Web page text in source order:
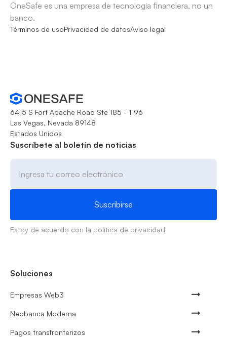
OneSafe es una empresa de tecnología financiera, no un
banco.
Términos de usoPrivacidad de datosAviso legal
6415 S Fort Apache Road Ste 185 - 1196
Las Vegas, Nevada 89148
Estados Unidos
Suscríbete al boletín de noticias
Estoy de acuerdo con la política de privacidad
Soluciones
Empresas Web3
Neobanca Moderna
Pagos transfronterizos